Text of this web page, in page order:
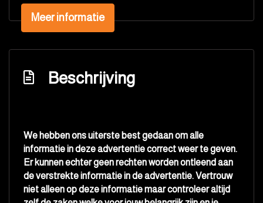
Parkeersensor achter
Trekhaak met afneembare kogel
Airco automatisch
Aluminium interieur afwerking
Comfortstoel(en)
Elektrische ramen voor en achter
Meer informatie
Beschrijving
We hebben ons uiterste best gedaan om alle
informatie in deze advertentie correct weer te geven.
Er kunnen echter geen rechten worden ontleend aan
de verstrekte informatie in de advertentie. Vertrouw
niet alleen op deze informatie maar controleer altijd